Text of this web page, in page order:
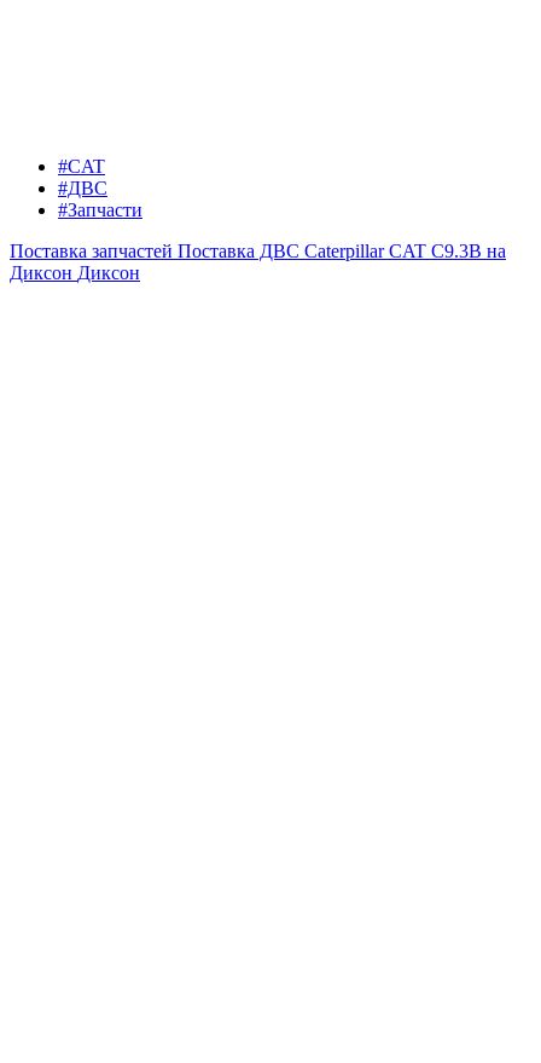
#CAT
#ДВС
#Запчасти
Поставка запчастей Поставка ДВС Caterpillar CAT C9.3B на
Диксон Диксон